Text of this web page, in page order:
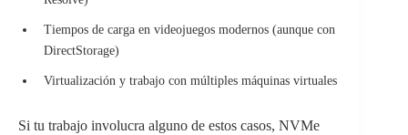
Tiempos de carga en videojuegos modernos (aunque con
DirectStorage)
Virtualización y trabajo con múltiples máquinas virtuales
Si tu trabajo involucra alguno de estos casos, NVMe